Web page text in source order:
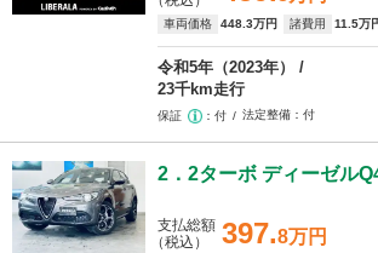
車両価格 448 .3万円 諸費用 11 .5万
令和5年（2023年）
23千km走行
保証 付 法定整備 付
2．2ターボ ディーゼル
397.8万円
支払総額
（税込）